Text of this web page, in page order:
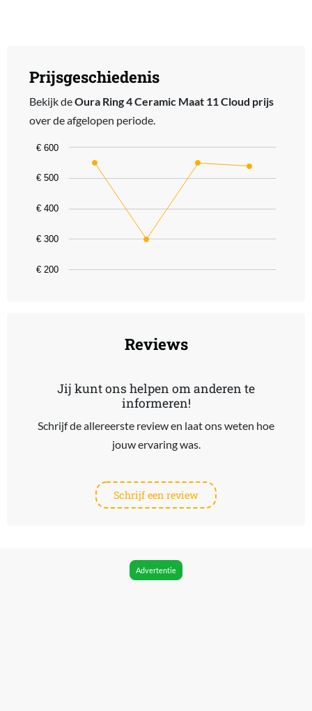
Prijsgeschiedenis
Bekijk deOura Ring 4 Ceramic Maat 11 Cloud prijs
over de afgelopen periode.
Chart
Line chart with 4 data points.
The chart has 1 X axis displaying categories.
The chart has 1 Y axis displaying values. Data ranges from 299 to
€ 200
€ 300
€ 400
€ 500
€ 600
Reviews
Jij kunt ons helpen om anderen te
informeren!
Schrijf de allereerste review en laat ons weten hoe
jouw ervaring was.
Schrijf een review
Advertentie